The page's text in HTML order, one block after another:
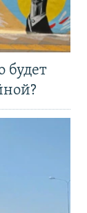
будет